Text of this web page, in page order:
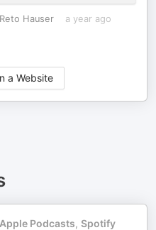
Reto Hauser a year ago
a Website
Apple Podcasts, Spotify